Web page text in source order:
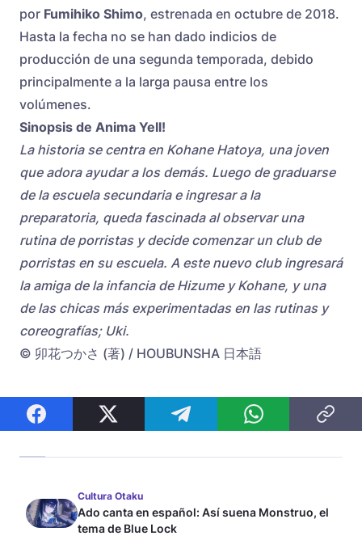
por Fumihiko Shimo, estrenada en octubre de 2018.
Hasta la fecha no se han dado indicios de
producción de una segunda temporada, debido
principalmente a la larga pausa entre los
volúmenes.
Sinopsis de Anima Yell!
La historia se centra en Kohane Hatoya, una joven
que adora ayudar a los demás. Luego de graduarse
de la escuela secundaria e ingresar a la
preparatoria, queda fascinada al observar una
rutina de porristas y decide comenzar un club de
porristas en su escuela. A este nuevo club ingresará
la amiga de la infancia de Hizume y Kohane, y una
de las chicas más experimentadas en las rutinas y
coreografías; Uki.
© 卯花つかさ (著) / HOUBUNSHA 日本語
Cultura Otaku
Ado canta en español: Así suena Monstruo, el
tema de Blue Lock